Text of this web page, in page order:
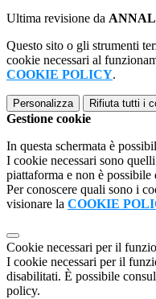
Ultima revisione da
Questo sito o gli strumenti
cookie necessari al
COOKIE POLICY.
Personalizza Rifiuta tutti i
Gestione cookie
In questa schermata è
I cookie necessari sono
piattaforma e non è
Per conoscere quali sono i
visionare la COOKIE
Cookie necessari per il
I cookie necessari per il
disabilitati. È possibile
policy.